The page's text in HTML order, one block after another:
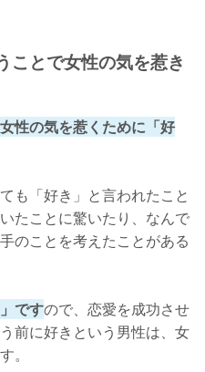
ことで女性の気を惹き
性の気を惹くために「好
も「好き」と言われたこと
たことに驚いたり、なんで
のことを考えたことがある
ですので、恋愛を成功させ
前に好きという男性は、女
。